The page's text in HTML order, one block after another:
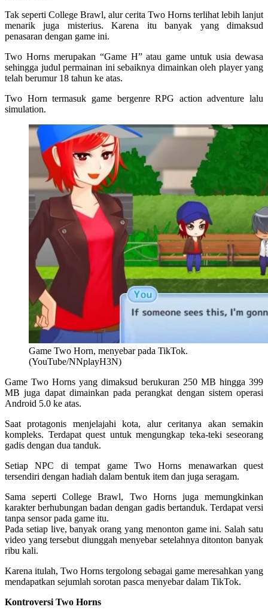
Tak seperti College Brawl, alur cerita Two Horns terlihat lebih lanjut
menarik juga misterius. Karena itu banyak yang dimaksud
penasaran dengan game ini.
Two Horns merupakan “Game H” atau game untuk usia dewasa
sehingga judul permainan ini sebaiknya dimainkan oleh player yang
telah berumur 18 tahun ke atas.
Two Horn termasuk game bergenre RPG action adventure lalu
simulation.
Game Two Horn, menyebar pada TikTok.
(YouTube/NNplayH3N)
Game Two Horns yang dimaksud berukuran 250 MB hingga 399
MB juga dapat dimainkan pada perangkat dengan sistem operasi
Android 5.0 ke atas.
Saat protagonis menjelajahi kota, alur ceritanya akan semakin
kompleks. Terdapat quest untuk mengungkap teka-teki seseorang
gadis dengan dua tanduk.
Setiap NPC di tempat game Two Horns menawarkan quest
tersendiri dengan hadiah dalam bentuk item dan juga seragam.
Sama seperti College Brawl, Two Horns juga memungkinkan
karakter berhubungan badan dengan gadis bertanduk. Terdapat versi
tanpa sensor pada game itu.
Pada setiap live, banyak orang yang menonton game ini. Salah satu
video yang tersebut diunggah menyebar setelahnya ditonton banyak
ribu kali.
Karena itulah, Two Horns tergolong sebagai game meresahkan yang
mendapatkan sejumlah sorotan pasca menyebar dalam TikTok.
Kontroversi Two Horns